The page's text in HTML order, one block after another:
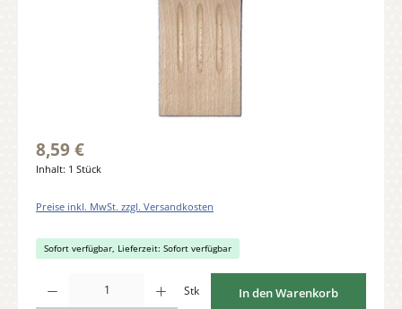
8,59 €
Inhalt: 1 Stück
Preise inkl. MwSt. zzgl. Versandkosten
Sofort verfügbar, Lieferzeit: Sofort verfügbar
Stk In den Warenkorb